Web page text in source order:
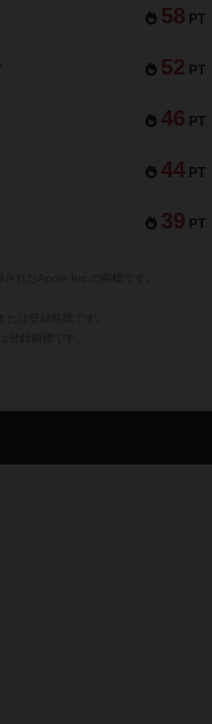
58 PT
52 PT
46 PT
44 PT
39 PT